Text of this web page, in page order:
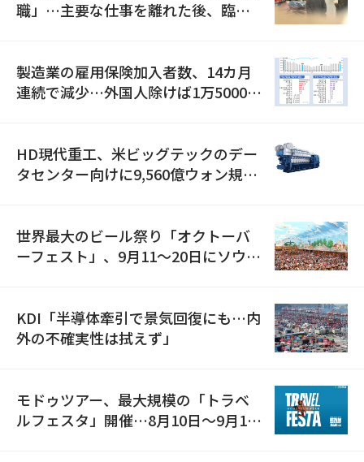
職」…主要な仕事を離れた後、臨時
製造業の雇用保険加入者数、14カ月
連続で減少…外国人除けば1万5000人
HD現代重工、米ビッグテックのデー
タセンター向けに9,560億ウォン規模
世界最大のビール祭り「オクトーバ
ーフェスト」、9月11〜20日にソウル
KDI「半導体牽引で景気回復にも…内
外の不確実性は拭えず」
モドゥツアー、最大規模の「トラベ
ルフェスタ」開催…8月10日～9月11